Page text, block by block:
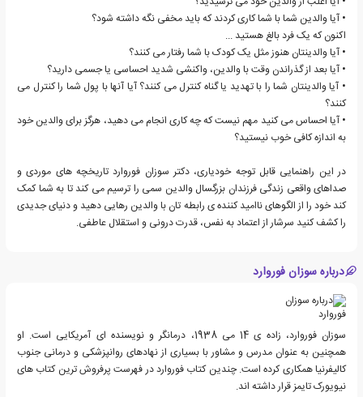
• آیا والدین شما با شما کاری کردند که باید مخفی نگه داشته شود؟
اکنون که یک فرد بالغ هستید ...
• آیا والدینتان هنوز مثل یک کودک با شما رفتار می کنند؟
• آیا بعد از گذراندن وقت با والدین، واکنشی شدید احساسی یا جسمی دارید؟
• آیا والدینتان شما را با تهدید یا گناه کنترل می کنند؟ آیا آنها با پول شما را کنترل می
کنند؟
• آیا احساس می کنید مهم نیست که چه کاری انجام می دهید، هرگز برای والدین خود
به اندازه کافی خوب نیستید؟
در این راهنمایی قابل توجه خودیاری، دکتر سوزان فوروارد تاریخچه های موردی و
صداهای واقعی زندگی فرزندان بزرگسال والدین سمی را ترسیم می کند تا به شما کمک
کند خود را از الگوهای ناامید کننده ی رابطه تان با والدین رهایی دهید و دنیای جدیدی
را کشف کنید سرشار از اعتماد به نفس، قدرت درونی و استقلال عاطفی.
درباره سوزان فوروارد
سوزان فوروارد، زاده ی 14 می 1938، درمانگر و نویسنده ای آمریکایی است. او
همچنین به عنوان مدرس و مشاور با بسیاری از نهادهای روانپزشکی و درمانی جنوب
کالیفرنیا همکاری کرده است. چندین کتاب فوروارد در فهرست پرفروش ترین کتاب های
نیویورک تایمز قرار داشته اند.